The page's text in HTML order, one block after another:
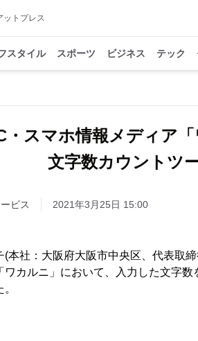
ットプレス
スタイル スポーツ ビジネス テック
・スマホ情報メディア「
文字数カウントツ
ビス 2021年3月25日 15:00
本社：大阪府大阪市中央区、代表取
ワカルニ」において、入力した文字